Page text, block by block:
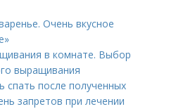
Очень вкусное
в комнате. Выбор
выращивания
спать после полученных
запретов при лечении